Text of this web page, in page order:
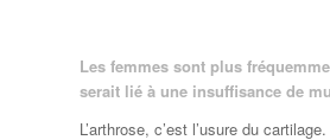
Les femmes sont plus
serait lié à une insuffisance de
L’arthrose, c’est l’usure du